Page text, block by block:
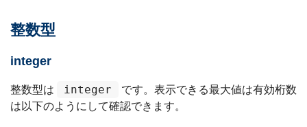
整数型
integer
整数型は integer
です。表示できる最大値は有効桁数
は以下のようにして確認できます。